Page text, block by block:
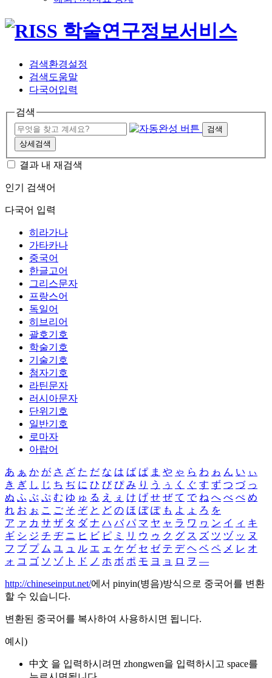
검색환경설정
검색도움말
다국어입력
검색
검색
상세검색
결과 내 재검색
인기 검색어
다국어 입력
히라가나
가타카나
중국어
한글고어
그리스문자
프랑스어
독일어
히브리어
괄호기호
학술기호
기술기호
첨자기호
라틴문자
러시아문자
단위기호
일반기호
로마자
아랍어
あ ぁ か が さ ざ た だ な は ば ぱ ま や ゃ ら わ ゎ ん い ぃ
き ぎ し じ ち ぢ に ひ び ぴ み り う ぅ く ぐ す ず つ づ っ
ぬ ふ ぶ ぷ む ゆ ゅ る え ぇ け げ せ ぜ て で ね へ べ ぺ め
れ お ぉ こ ご そ ぞ と ど の ほ ぼ ぽ も よ ょ ろ を
ア ァ カ サ ザ タ ダ ナ ハ バ パ マ ヤ ャ ラ ワ ヮ ン イ ィ キ
ギ シ ジ チ ヂ ニ ヒ ビ ピ ミ リ ウ ゥ ク グ ス ズ ツ ヅ ッ ヌ
フ ブ プ ム ユ ュ ル エ ェ ケ ゲ セ ゼ テ デ ヘ ベ ペ メ レ オ
ォ コ ゴ ソ ゾ ト ド ノ ホ ボ ポ モ ヨ ョ ロ ヲ ―
http://chineseinput.net/에서 pinyin(병음)방식으로 중국어를 변환
할 수 있습니다.
변환된 중국어를 복사하여 사용하시면 됩니다.
예시)
中文 을 입력하시려면 zhongwen을 입력하시고 space를